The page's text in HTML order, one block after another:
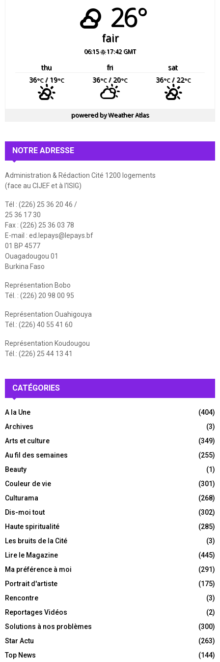
26°
fair
06:15 17:42 GMT
thu fri
sat
36°C/ 19°C 36°C/ 20°C 36°C/ 22°C
powered byWeather Atlas
NOTRE ADRESSE
Administration & Rédaction Cité 1200 logements
(face au CIJEF et à l'ISIG)
Tél : (226) 25 36 20 46 /
25 36 17 30
Fax : (226) 25 36 03 78
E-mail : ed.lepays@lepays.bf
01 BP 4577
Ouagadougou 01
Burkina Faso
Représentation Bobo
Tél. : (226) 20 98 00 95
Représentation Ouahigouya
Tél.: (226) 40 55 41 60
Représentation Koudougou
Tél.: (226) 25 44 13 41
CATÉGORIES
A la Une
(404)
Archives
(3)
Arts et culture
(349)
Au fil des semaines
(255)
Beauty
(1)
Couleur de vie
(301)
Culturama
(268)
Dis-moi tout
(302)
Haute spiritualité
(285)
Les bruits de la Cité
(3)
Lire le Magazine
(445)
Ma préférence à moi
(291)
Portrait d'artiste
(175)
Rencontre
(3)
Reportages Vidéos
(2)
Solutions à nos problèmes
(300)
Star Actu
(263)
Top News
(144)